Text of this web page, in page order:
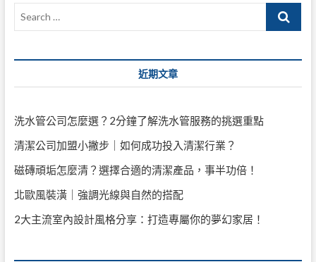
Search
近期文章
洗水管公司怎麼選？2分鐘了解洗水管服務的挑選重點
清潔公司加盟小撇步｜如何成功投入清潔行業？
磁磚頑垢怎麼清？選擇合適的清潔產品，事半功倍！
北歐風裝潢｜強調光線與自然的搭配
2大主流室內設計風格分享：打造專屬你的夢幻家居！